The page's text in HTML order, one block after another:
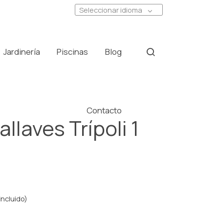
Seleccionar idioma
Jardinería Piscinas Blog
Contacto
Trípoli 1